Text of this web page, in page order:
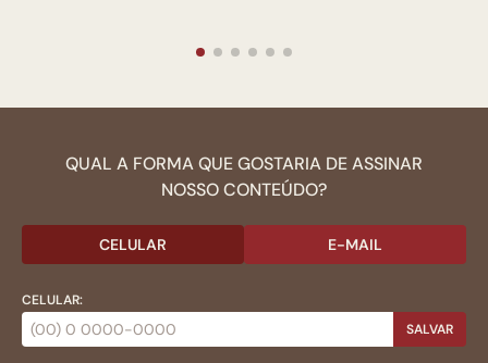
QUAL A FORMA QUE GOSTARIA DE ASSINAR
NOSSO CONTEÚDO?
CELULAR E-MAIL
CELULAR:
SALVAR